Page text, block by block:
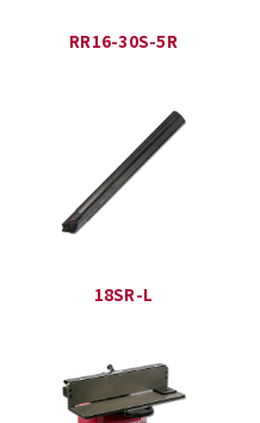
RR16-30S-5R
18SR-L